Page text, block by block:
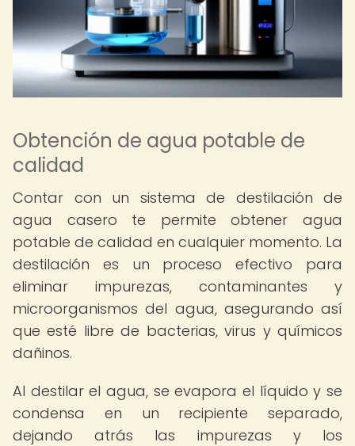
Obtención de agua potable de
calidad
Contar con un sistema de destilación de
agua casero te permite obtener agua
potable de calidad en cualquier momento. La
destilación es un proceso efectivo para
eliminar impurezas, contaminantes y
microorganismos del agua, asegurando así
que esté libre de bacterias, virus y químicos
dañinos.
Al destilar el agua, se evapora el líquido y se
condensa en un recipiente separado,
dejando atrás las impurezas y los